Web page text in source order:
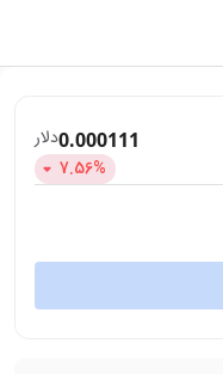
0.000111دلار
7.56%